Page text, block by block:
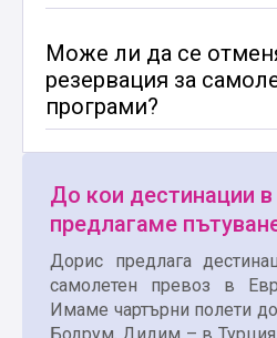
Може ли да се
резервация за
програми?
До кои дестинации
предлагаме
Дорис предлага
самолетен превоз в
Имаме чартърни полети